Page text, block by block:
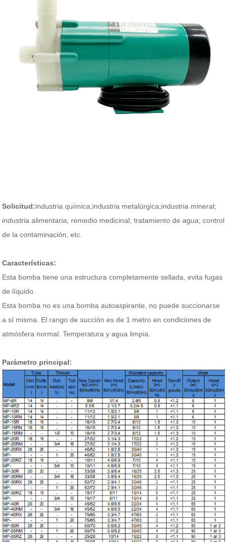
Solicitud:industria química;industria metalúrgica;industria mineral;
industria alimentaria; remedio medicinal; tratamiento de agua; control
de la contaminación, etc.
Características:
Esta bomba tiene una estructura completamente sellada, evita fugas
de líquido.
Esta bomba no es una bomba autoaspirante, no puede succionarse
a sí misma. El rango de succión es de 1 metro en condiciones de
atmósfera normal. Temperatura y agua limpia.
Parámetro principal: